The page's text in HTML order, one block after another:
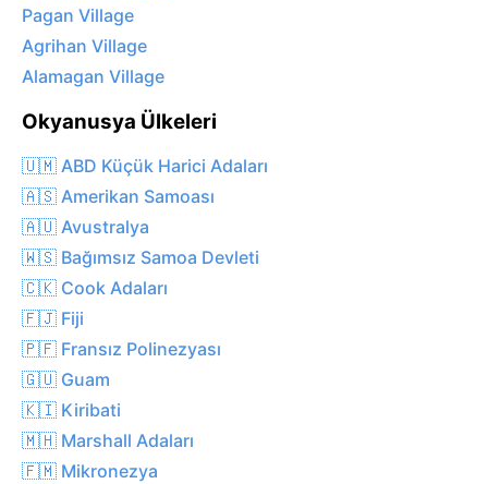
Pagan Village
Agrihan Village
Alamagan Village
Okyanusya Ülkeleri
🇺🇲 ABD Küçük Harici Adaları
🇦🇸 Amerikan Samoası
🇦🇺 Avustralya
🇼🇸 Bağımsız Samoa Devleti
🇨🇰 Cook Adaları
🇫🇯 Fiji
🇵🇫 Fransız Polinezyası
🇬🇺 Guam
🇰🇮 Kiribati
🇲🇭 Marshall Adaları
🇫🇲 Mikronezya